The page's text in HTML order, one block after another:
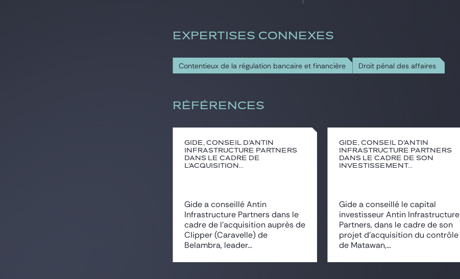
EXPERTISES CONNEXES
Contentieux de la régulation bancaire et financière Droit pénal des affaires
RÉFÉRENCES
Gide, conseil d’Antin
Infrastructure Partners
dans le cadre de
l’acquisition...
Gide a conseillé Antin
Infrastructure Partners dans le
cadre de l’acquisition auprès de
Clipper (Caravelle) de
Belambra, leader...
Gide, conseil d’Antin
Infrastructure Partners
dans le cadre de son
investissement...
Gide a conseillé le capital
investisseur Antin Infrastructure
Partners, dans le cadre de son
projet d’acquisition du contrôle
de Matawan,...